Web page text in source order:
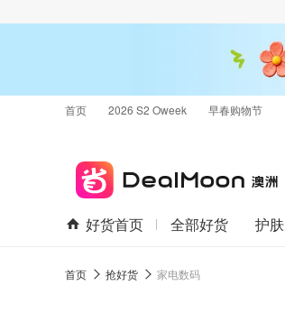
首页 2026 S2 Oweek 早春购物节
好货首页 全部好货 护肤
首页 抢好货 家电数码